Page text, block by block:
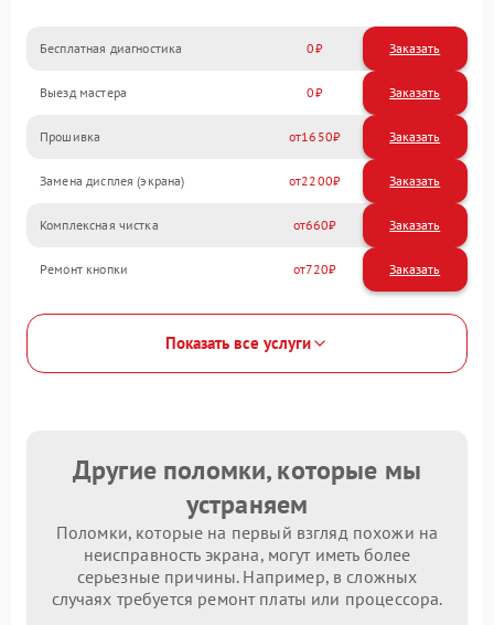
Бесплатная диагностика 0 Заказать
Выезд мастера 0 Заказать
Прошивка 1650
Замена дисплея (экрана) 2200
Комплексная чистка 660
Ремонт кнопки 720
Показать все услуги
Другие поломки, которые мы
устраняем
Поломки, которые на первый взгляд похожи на
неисправность экрана, могут иметь более
серьезные причины. Например, в сложных
случаях требуется ремонт платы или процессора.